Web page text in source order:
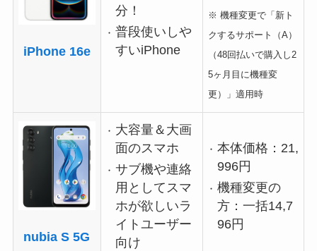
iPhone 16e
分！
普段使いしや
すいiPhone
※ 機種変更で「新ト
クするサポート（A）
（48回払いで購入し2
5ヶ月目に機種変
更）」適用時
nubia S 5G
大容量＆大画
面のスマホ
サブ機や連絡
用としてスマ
ホが欲しいラ
イトユーザー
向け
本体価格：21,
996円
機種変更の
方：一括14,7
96円